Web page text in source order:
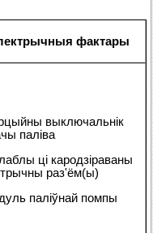
фактары
выключальнік
паліва
ці кародзіраваны
раз'ём(ы)
паліўнай помпы